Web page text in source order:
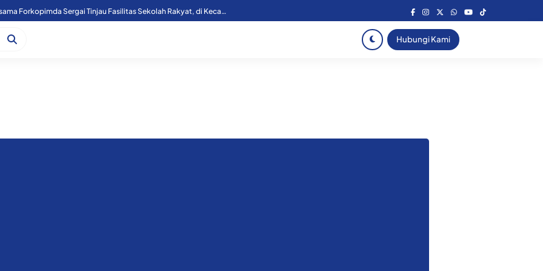
Kapoolres Sergai Bersama Forkopimda Sergai Tinjau Fasilitas Sekolah Rakyat, di Kecamatan Firdaus.
Hubungi Kami